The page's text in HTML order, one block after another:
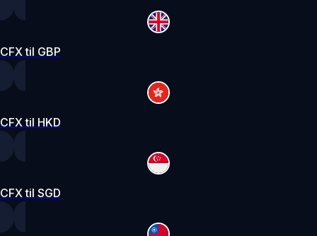
CFX til GBP
CFX til HKD
CFX til SGD